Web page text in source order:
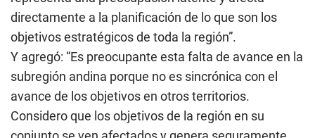
directamente a la planificación de lo que son los
objetivos estratégicos de toda la región”.
Y agregó: “Es preocupante esta falta de avance en la
subregión andina porque no es sincrónica con el
avance de los objetivos en otros territorios.
Considero que los objetivos de la región en su